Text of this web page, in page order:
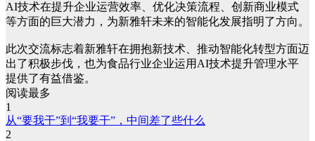
AI技术在提升企业运营效率、优化决策流程、创新商业模式
等方面的巨大潜力，为新雅轩未来的智能化发展指明了方向。
此次交流标志着新雅轩在拥抱新技术、推动智能化转型方面迈
出了积极步伐，也为食品行业企业运用AI技术提升管理水平
提供了有益借鉴。
阅读最多
1
从“要我干”到“我要干”，中间差了些什么
2